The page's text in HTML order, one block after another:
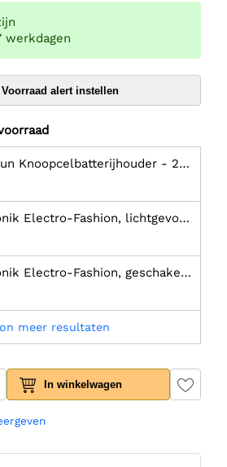
werkdagen
Voorraad alert instellen
Sparkfun Knoopcelbatterijhouder - 20 mm (PTH)
Electro-Fashion, lichtgevoelige knoopcelhouder
Fashion, geschakelde knoopcelhouder - CR2032
meer resultaten
In winkelwagen